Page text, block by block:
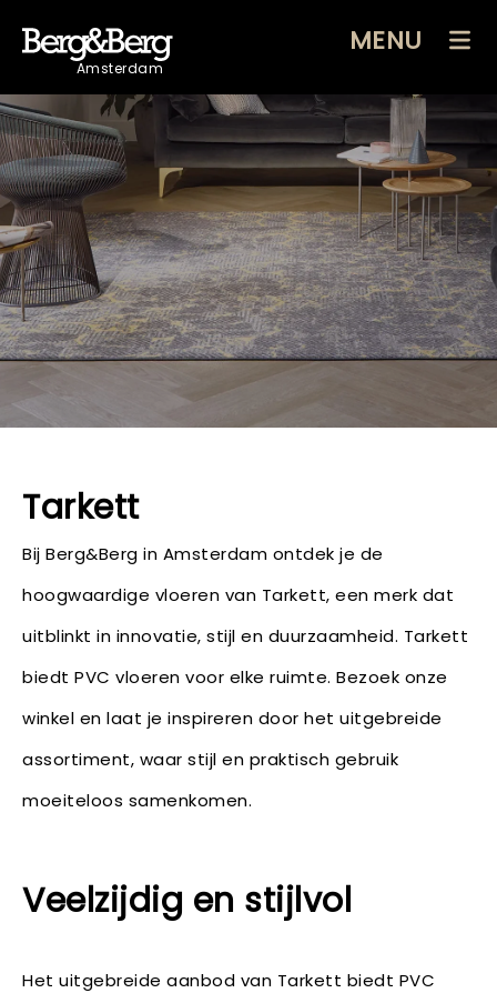
Amsterdam
MENU
Tarkett
Bij Berg&Berg in Amsterdam ontdek je de
hoogwaardige vloeren van Tarkett, een merk dat
uitblinkt in innovatie, stijl en duurzaamheid. Tarkett
biedt PVC vloeren voor elke ruimte. Bezoek onze
winkel en laat je inspireren door het uitgebreide
assortiment, waar stijl en praktisch gebruik
moeiteloos samenkomen.
Veelzijdig en stijlvol
Het uitgebreide aanbod van Tarkett biedt PVC